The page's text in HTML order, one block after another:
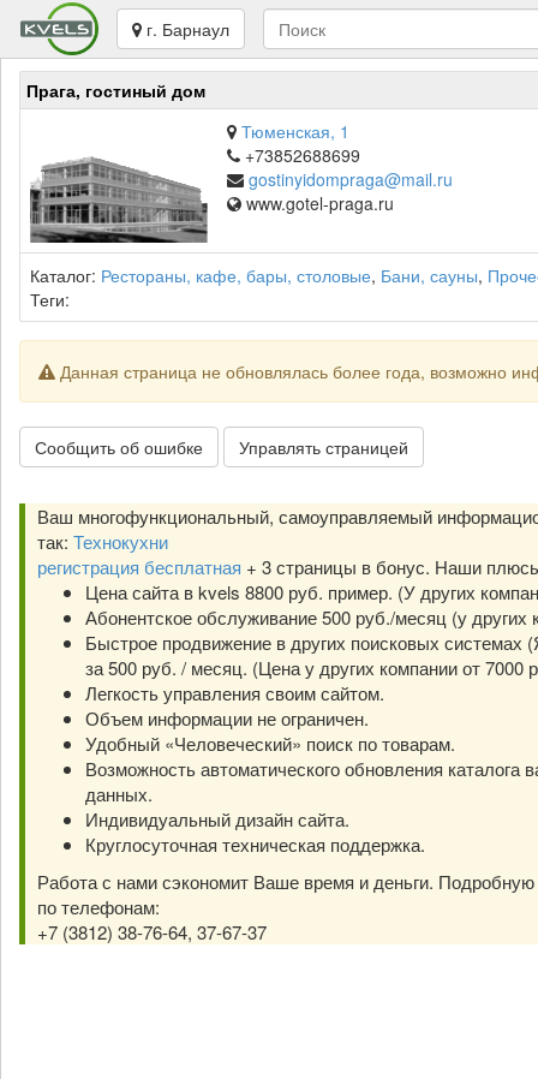
г. Барнаул
Прага, гостиный дом
Тюменская, 1
+73852688699
gostinyidompraga@mail.ru
www.gotel-praga.ru
Каталог: Рестораны, кафе, бары, столовые, Бани, сауны,
Теги:
Данная страница не обновлялась более года, возможно
Сообщить об ошибке Управлять страницей
Ваш многофункциональный, самоуправляемый
так: Технокухни
регистрация бесплатная + 3 страницы в бонус. Наши
Цена сайта в kvels 8800 руб. пример. (У других
Абонентское обслуживание 500 руб./месяц (у других
Быстрое продвижение в других поисковых системах
за 500 руб. / месяц. (Цена у других компании от 7000
Легкость управления своим сайтом.
Объем информации не ограничен.
Удобный «Человеческий» поиск по товарам.
Возможность автоматического обновления каталога
данных.
Индивидуальный дизайн сайта.
Круглосуточная техническая поддержка.
Работа с нами сэкономит Ваше время и деньги.
по телефонам:
+7 (3812) 38-76-64, 37-67-37